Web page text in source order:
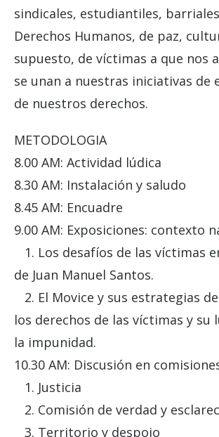
sindicales, estudiantiles,
Derechos Humanos, de paz,
supuesto, de víctimas a que nos
se unan a nuestras iniciativas de
de nuestros derechos.
METODOLOGIA
8.00 AM: Actividad lúdica
8.30 AM: Instalación y saludo
8.45 AM: Encuadre
9.00 AM: Exposiciones: contexto
1. Los desafíos de las víctimas
de Juan Manuel Santos.
2. El Movice y sus estrategias
los derechos de las víctimas y su
la impunidad.
10.30 AM: Discusión en
1. Justicia
2. Comisión de verdad y
3. Territorio y despojo